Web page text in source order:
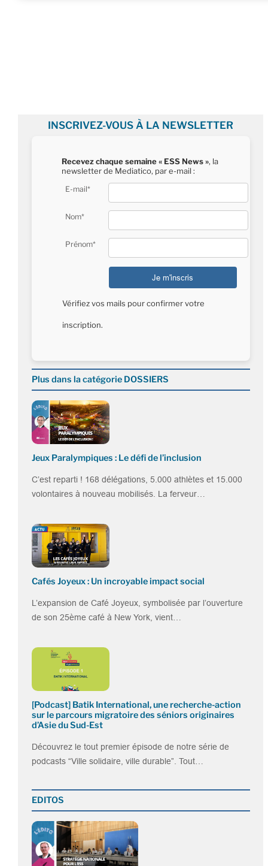
INSCRIVEZ-VOUS À LA NEWSLETTER
Recevez chaque semaine « ESS News », la
newsletter de Mediatico, par e-mail :
E-mail*
Nom*
Prénom*
Vérifiez vos mails pour confirmer votre
inscription.
Plus dans la catégorie DOSSIERS
Jeux Paralympiques : Le défi de l’inclusion
C’est reparti ! 168 délégations, 5.000 athlètes et 15.000
volontaires à nouveau mobilisés. La ferveur…
Cafés Joyeux : Un incroyable impact social
L’expansion de Café Joyeux, symbolisée par l’ouverture
de son 25ème café à New York, vient…
[Podcast] Batik International, une recherche-action
sur le parcours migratoire des séniors originaires
d’Asie du Sud-Est
Découvrez le tout premier épisode de notre série de
podcasts “Ville solidaire, ville durable”. Tout…
EDITOS